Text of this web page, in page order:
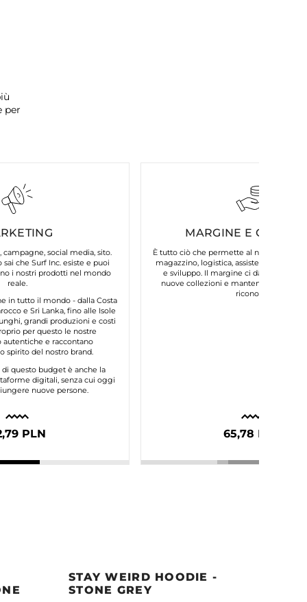
per
campagne, social media, sito.
che Surf Inc. esiste e puoi
i nostri prodotti nel mondo
reale.
in tutto il mondo - dalla Costa
e Sri Lanka, fino alle Isole
grandi produzioni e costi
per questo le nostre
autentiche e raccontano
spirito del nostro brand.
questo budget è anche la
digitali, senza cui oggi
nuove persone.
PLN
MARGINE E COSTI
È tutto ciò che permette al nostro brand
magazzino, logistica, assistenza clienti,
e sviluppo. Il margine ci dà la
nuove collezioni e mantenere la
riconosci.
65,78 PLN
STAY WEIRD HOODIE -
STONE GREY